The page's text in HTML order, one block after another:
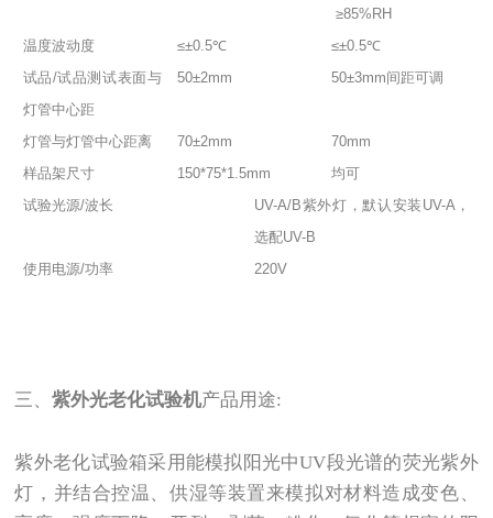
≥85%RH
温度波动度
≤±0.5℃
≤±0.5℃
试品/试品测试表面与
灯管中心距
50±2mm 50±3mm间距可调
灯管与灯管中心距离 70±2mm
70mm
样品架尺寸
150*75*1.5mm
均可
试验光源/波长
UV-A/B紫外灯，默认安装UV-A，
选配UV-B
使用电源/功率
220V
三、紫外光老化试验机产品用途:
紫外老化试验箱采用能模拟阳光中UV段光谱的荧光紫外
灯，并结合控温、供湿等装置来模拟对材料造成变色、